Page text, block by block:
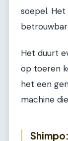
soepel.
Het duurt
op toeren
het een
machine